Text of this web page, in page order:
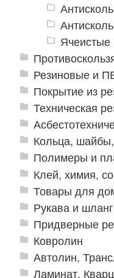
Ячеистые
Резиновые и
Покрытие из
Техническая
Кольца,
Полимеры и
Клей, химия,
Товары для
Рукава и
Придверные
Ковролин
Автолин,
Ламинат,